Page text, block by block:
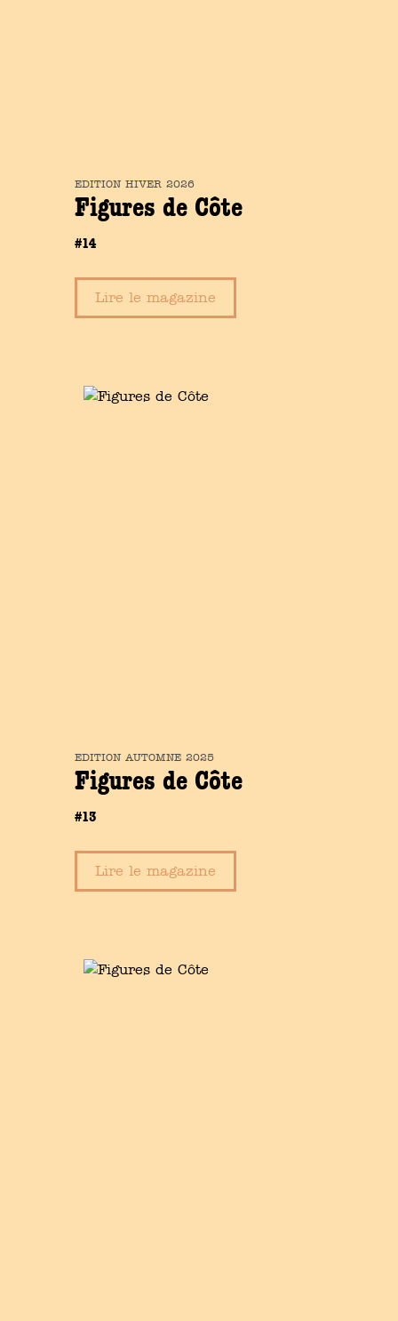
EDITION HIVER 2026
Figures de Côte
#14
Lire le magazine
EDITION AUTOMNE 2025
Figures de Côte
#13
Lire le magazine